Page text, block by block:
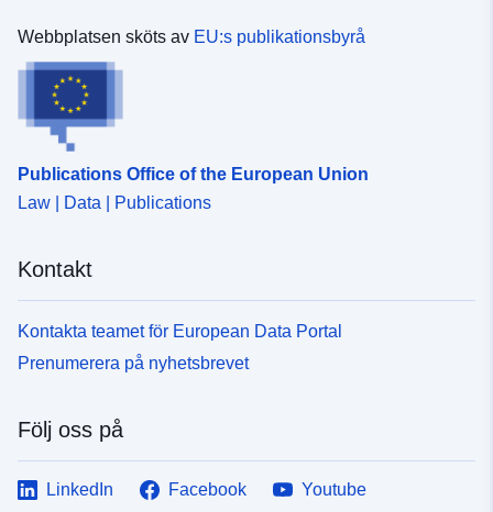
Webbplatsen sköts av EU:s publikationsbyrå
Publications Office of the European Union
Law | Data | Publications
Kontakt
Kontakta teamet för European Data Portal
Prenumerera på nyhetsbrevet
Följ oss på
LinkedIn Facebook
Youtube